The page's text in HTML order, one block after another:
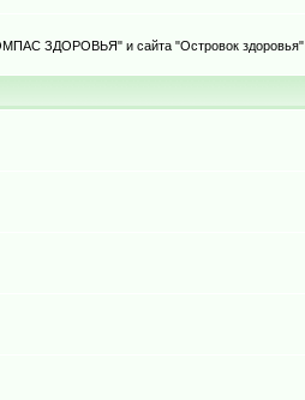
ЗДОРОВЬЯ" и сайта "Островок здоровья"